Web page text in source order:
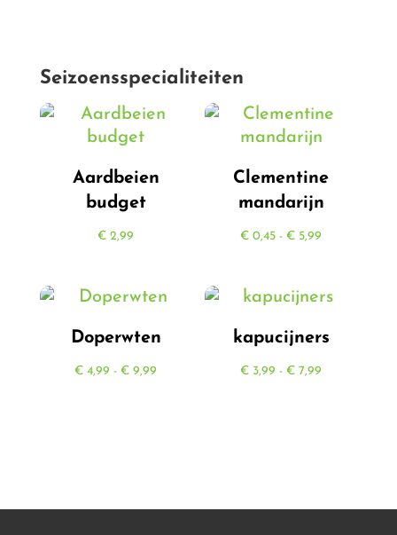
Seizoensspecialiteiten
Aardbeien
budget
€ 2,99
Clementine
mandarijn
€ 0,45 - € 5,99
Doperwten
€ 4,99 - € 9,99
kapucijners
€ 3,99 - € 7,99